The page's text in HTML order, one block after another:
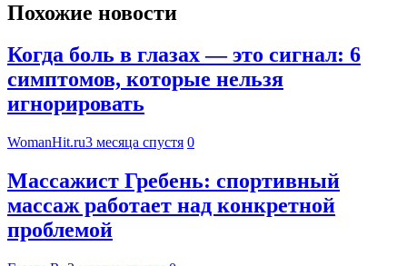
Похожие новости
Когда боль в глазах — это сигнал: 6
симптомов, которые нельзя
игнорировать
WomanHit.ru3 месяца спустя 0
Массажист Гребень: спортивный
массаж работает над конкретной
проблемой